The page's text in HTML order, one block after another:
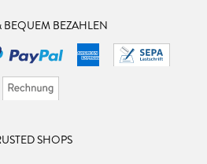
BEQUEM BEZAHLEN
SHOPS